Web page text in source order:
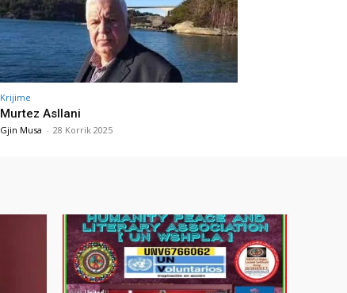
Krijime
Murtez Asllani
Gjin Musa - 28 Korrik 2025